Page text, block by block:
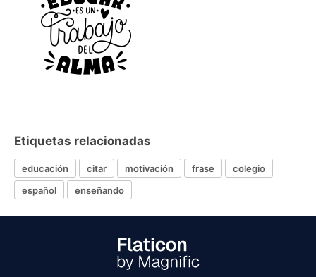
Etiquetas relacionadas
educación citar motivación frase
colegio
español
enseñando